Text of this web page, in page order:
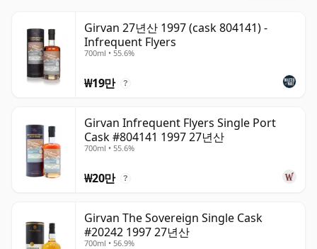
위스키는 병입되는 순간 숙성이 멈추며, 병 안에서 계속 숙
성되는 와인과 다릅니다. 따라서 이십칠년 숙성 위스키는 시
간이 멈춘 상태로, 언제나 27년 숙성으로 남습니다.
Girvan 27년산 1997 (cask 804141) -
Infrequent Flyers
700ml • 55.6%
₩19만 ?
Girvan Infrequent Flyers Single Port
Cask #804141 1997 27년산
700ml • 55.6%
₩20만 ?
Girvan The Sovereign Single Cask
#20242 1997 27년산
700ml • 56.9%